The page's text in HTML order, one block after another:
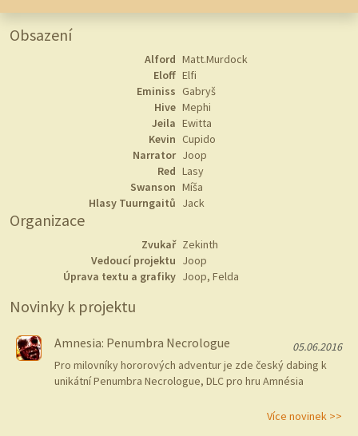
Obsazení
Alford Matt.Murdock
Eloff Elfi
Eminiss Gabryš
Hive Mephi
Jeila Ewitta
Kevin Cupido
Narrator Joop
Red Lasy
Swanson Míša
Hlasy Tuurngaitů Jack
Organizace
Zvukař Zekinth
Vedoucí projektu Joop
Úprava textu a grafiky Joop, Felda
Novinky k projektu
Amnesia: Penumbra Necrologue
05.06.2016
Pro milovníky hororových adventur je zde český dabing k
unikátní Penumbra Necrologue, DLC pro hru Amnésia
Více novinek >>